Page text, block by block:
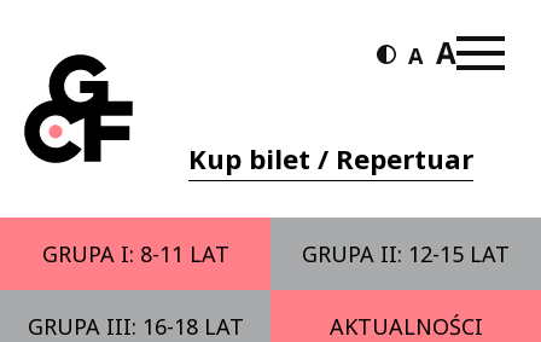
Kup bilet / Repertuar
GRUPA I: 8-11 LAT GRUPA II: 12-15 LAT
GRUPA III: 16-18 LAT AKTUALNOŚCI